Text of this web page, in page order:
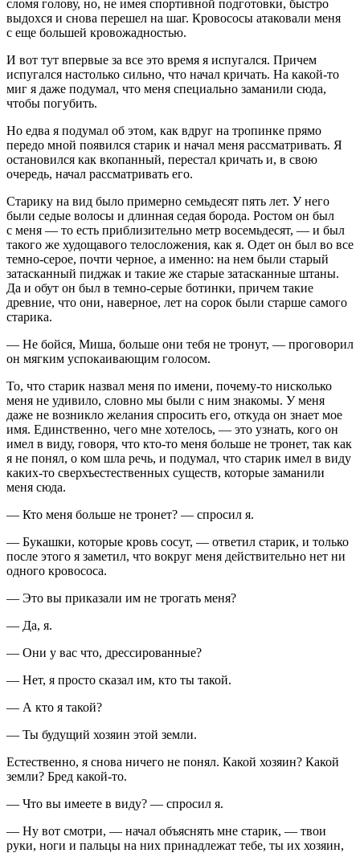
сломя голову, но, не имея спортивной подготовки, быстро
выдохся и снова перешел на шаг. Кровососы атаковали меня
с еще большей кровожадностью.
И вот тут впервые за все это время я испугался. Причем
испугался настолько сильно, что начал кричать. На какой-то
миг я даже подумал, что меня специально заманили сюда,
чтобы погубить.
Но едва я подумал об этом, как вдруг на тропинке прямо
передо мной появился старик и начал меня рассматривать. Я
остановился как вкопанный, перестал кричать и, в свою
очередь, начал рассматривать его.
Старику на вид было примерно семьдесят пять лет. У него
были седые волосы и длинная седая борода. Ростом он был
с меня — то есть приблизительно метр восемьдесят, — и был
такого же худощавого телосложения, как я. Одет он был во все
темно-серое, почти черное, а именно: на нем были старый
затасканный пиджак и такие же старые затасканные штаны.
Да и обут он был в темно-серые ботинки, причем такие
древние, что они, наверное, лет на сорок были старше самого
старика.
— Не бойся, Миша, больше они тебя не тронут, — проговорил
он мягким успокаивающим голосом.
То, что старик назвал меня по имени, почему-то нисколько
меня не удивило, словно мы были с ним знакомы. У меня
даже не возникло желания спросить его, откуда он знает мое
имя. Единственно, чего мне хотелось, — это узнать, кого он
имел в виду, говоря, что кто-то меня больше не тронет, так как
я не понял, о ком шла речь, и подумал, что старик имел в виду
каких-то сверхъестественных существ, которые заманили
меня сюда.
— Кто меня больше не тронет? — спросил я.
— Букашки, которые кровь сосут, — ответил старик, и только
после этого я заметил, что вокруг меня действительно нет ни
одного кровососа.
— Это вы приказали им не трогать меня?
— Да, я.
— Они у вас что, дрессированные?
— Нет, я просто сказал им, кто ты такой.
— А кто я такой?
— Ты будущий хозяин этой земли.
Естественно, я снова ничего не понял. Какой хозяин? Какой
земли? Бред какой-то.
— Что вы имеете в виду? — спросил я.
— Ну вот смотри, — начал объяснять мне старик, — твои
руки, ноги и пальцы на них принадлежат тебе, ты их хозяин,